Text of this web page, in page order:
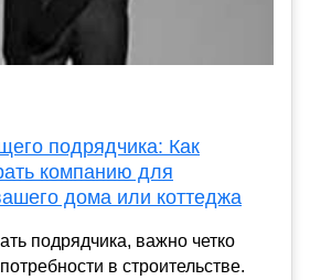
подрядчика: Как
компанию для
дома или коттеджа
подрядчика, важно четко
в строительстве.